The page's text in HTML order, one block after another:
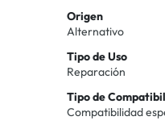
Origen
Alternativo
Tipo de Uso
Reparación
Tipo de
Compatibilidad